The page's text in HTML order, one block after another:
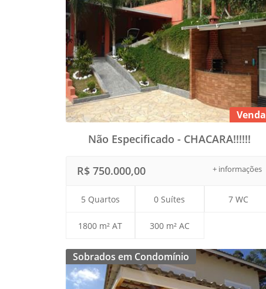
Venda
Não Especificado - CHACARA!!!!!!
+ informações
R$ 750.000,00
5 Quartos 0 Suítes 7 WC
1800 m² AT 300 m² AC
Sobrados em Condomínio